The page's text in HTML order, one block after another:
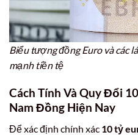
Biểu tượng đồng Euro và các
mạnh tiền tệ
Cách Tính Và Quy Đổi
Nam Đồng Hiện Nay
Để xác định chính xác 10 tỷ